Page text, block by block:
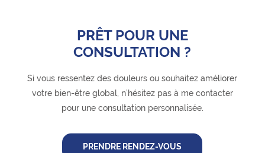
PRÊT POUR UNE
CONSULTATION ?
Si vous ressentez des douleurs ou souhaitez améliorer
votre bien-être global, n’hésitez pas à me contacter
pour une consultation personnalisée.
PRENDRE RENDEZ-VOUS